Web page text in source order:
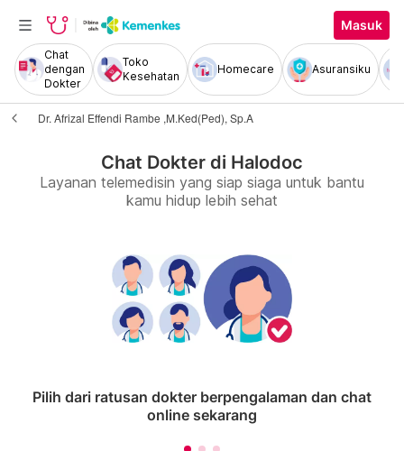
Masuk
Chat
dengan
Dokter
Toko
Kesehatan
Homecare Asuransiku
Dr. Afrizal Effendi Rambe ,M.Ked(Ped), Sp.A
Chat Dokter di Halodoc
Layanan telemedisin yang siap siaga untuk bantu
kamu hidup lebih sehat
Pilih dari ratusan dokter berpengalaman dan chat
online sekarang